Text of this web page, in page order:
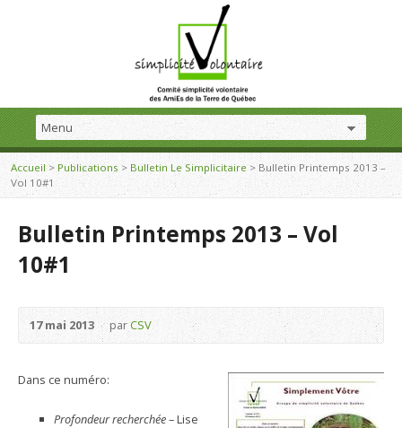
Accueil> Publications > Bulletin Le Simplicitaire>Bulletin Printemps 2013 –
Vol 10#1
Bulletin Printemps 2013 – Vol
10#1
17 mai 2013 parCSV
Dans ce numéro:
Profondeur recherchée– Lise